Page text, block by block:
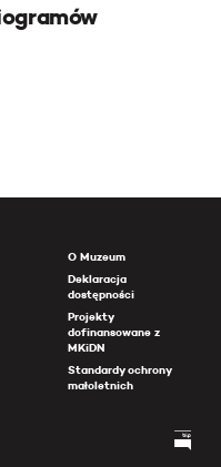
O Muzeum
Deklaracja
dostępności
Projekty
dofinansowane z
MKiDN
Standardy ochrony
małoletnich